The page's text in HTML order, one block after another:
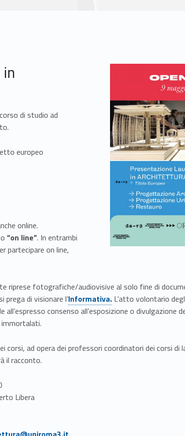
di studio ad
europeo
online.
o “on line”. In entrambi
partecipare on line,
riprese fotografiche/audiovisive al solo fine di
prega di visionare l’Link identifier #identifier__8028-3
Informativa.L’atto volontario
all’espresso consenso all’esposizione o divulgazione
corsi, ad opera dei professori coordinatori dei corsi di
il racconto.
Libera